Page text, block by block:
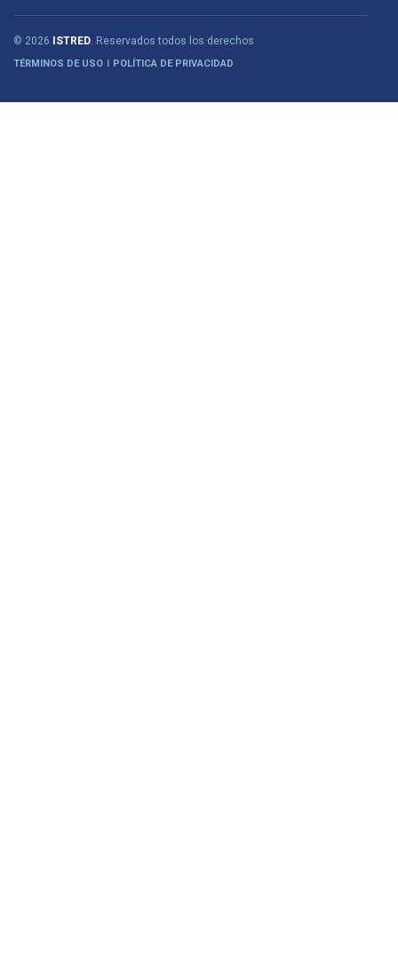
© 2026 ISTRED. Reservados todos los derechos
TÉRMINOS DE USO POLÍTICA DE PRIVACIDAD